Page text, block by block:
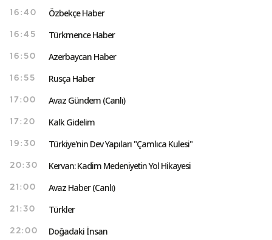
16:40 Özbekçe Haber
16:45 Türkmence Haber
16:50 Azerbaycan Haber
16:55 Rusça Haber
17:00 Avaz Gündem (Canlı)
17:20 Kalk Gidelim
19:30 Türkiye'nin Dev Yapıları "Çamlıca Kulesi"
20:30 Kervan: Kadim Medeniyetin Yol Hikayesi
21:00 Avaz Haber (Canlı)
21:30 Türkler
22:00 Doğadaki İnsan